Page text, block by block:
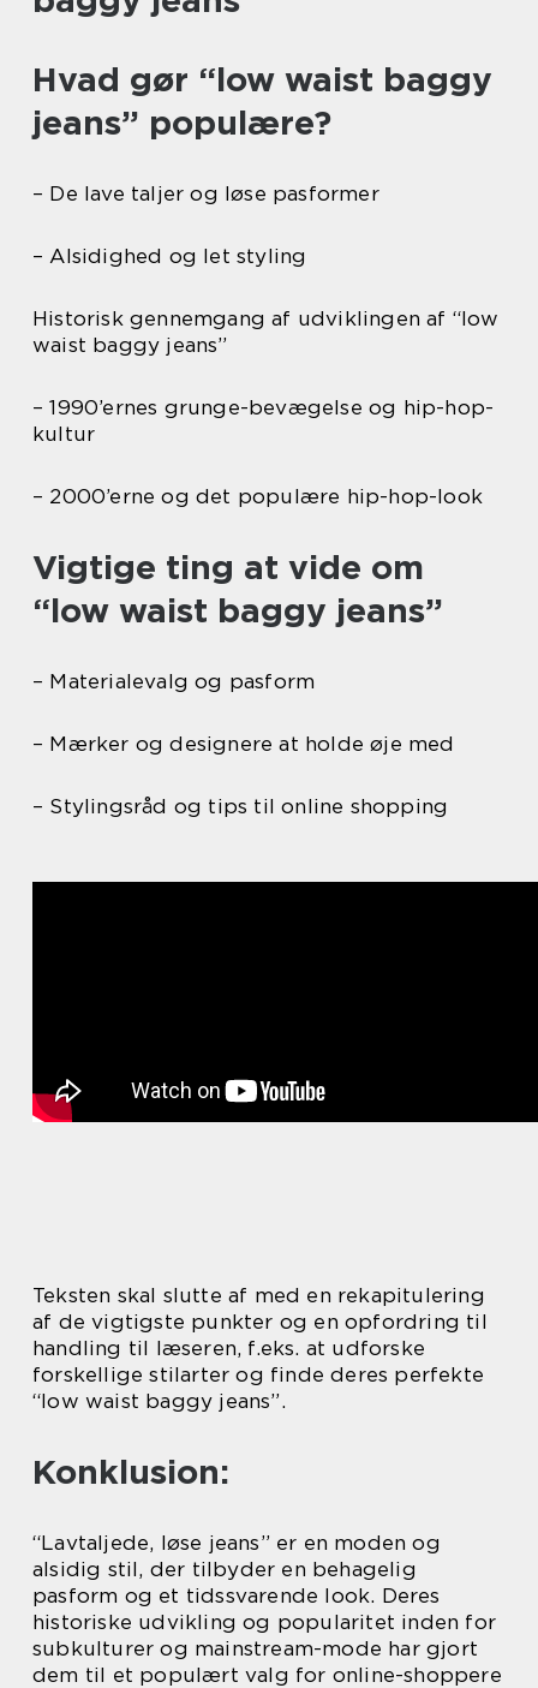
Hvad gør “low waist baggy
jeans” populære?
– De lave taljer og løse pasformer
– Alsidighed og let styling
Historisk gennemgang af udviklingen af “low
waist baggy jeans”
– 1990’ernes grunge-bevægelse og hip-hop-
kultur
– 2000’erne og det populære hip-hop-look
Vigtige ting at vide om
“low waist baggy jeans”
– Materialevalg og pasform
– Mærker og designere at holde øje med
– Stylingsråd og tips til online shopping
Teksten skal slutte af med en rekapitulering
af de vigtigste punkter og en opfordring til
handling til læseren, f.eks. at udforske
forskellige stilarter og finde deres perfekte
“low waist baggy jeans”.
Konklusion:
“Lavtaljede, løse jeans” er en moden og
alsidig stil, der tilbyder en behagelig
pasform og et tidssvarende look. Deres
historiske udvikling og popularitet inden for
subkulturer og mainstream-mode har gjort
dem til et populært valg for online-shoppere